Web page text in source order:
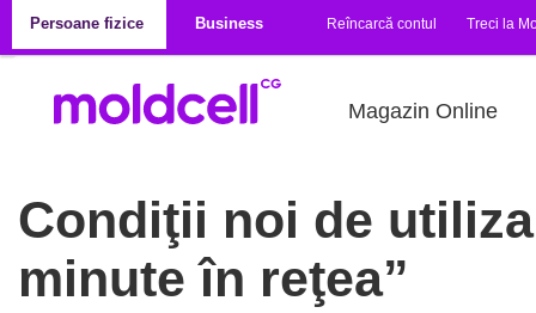
Persoane fizice
Business Reîncarcă contul Treci la
Magazin Online
Condiţii noi de
minute în reţea”